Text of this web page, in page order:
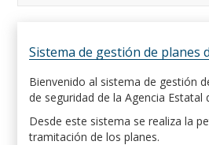
Sistema de gestión de planes
Bienvenido al sistema de gestión
de seguridad de la Agencia Estatal
Desde este sistema se realiza la
tramitación de los planes.